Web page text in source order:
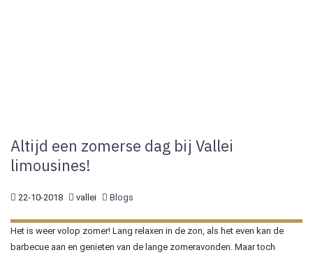
Altijd een zomerse dag bij Vallei
limousines!
22-10-2018 vallei Blogs
Het is weer volop zomer! Lang relaxen in de zon, als het even kan de
barbecue aan en genieten van de lange zomeravonden. Maar toch